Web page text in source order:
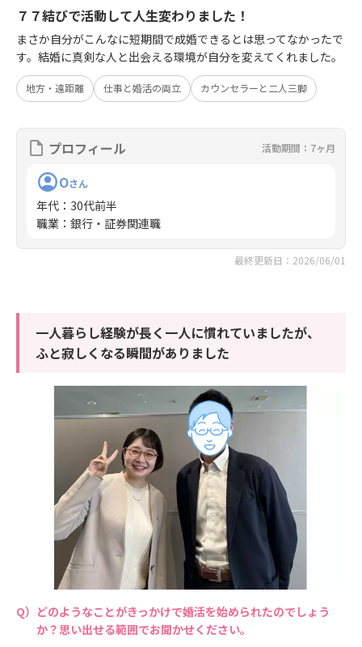
７７結びで活動して人生変わりました！
まさか自分がこんなに短期間で成婚できるとは思ってなかったで
す。結婚に真剣な人と出会える環境が自分を変えてくれました。
地方・遠距離 仕事と婚活の両立 カウンセラーと二人三脚
プロフィール 活動期間：7ヶ月
Oさん
年代 ： 30代前半
職業 ： 銀行・証券関連職
最終更新日：2026/06/01
一人暮らし経験が長く一人に慣れていましたが、
ふと寂しくなる瞬間がありました
どのようなことがきっかけで婚活を始められたのでしょう
か？思い出せる範囲でお聞かせください。